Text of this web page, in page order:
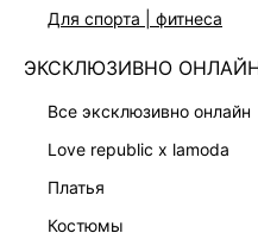
для спорта | фитнеса
ЭКСКЛЮЗИВНО
все эксклюзивно онлайн
love republic x lamoda
платья
костюмы
Скачать
в AppStore